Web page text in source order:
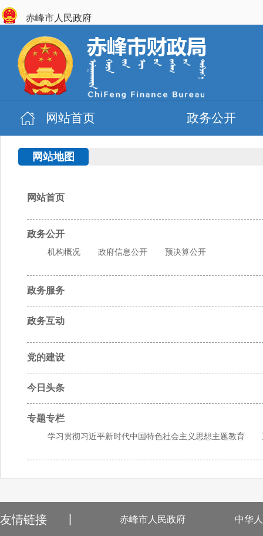
赤峰市人民政府
网站首页 政务公开
网站地图
网站首页
政务公开
机构概况 政府信息公开 预决算公开
政务服务
政务互动
党的建设
今日头条
专题专栏
学习贯彻习近平新时代中国特色社会主义思想主题教育
友情链接 赤峰市人民政府 中华